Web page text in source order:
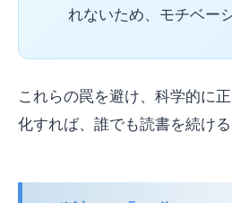
れないため、モチベー
これらの罠を避け、科学的に
化すれば、誰でも読書を続ける